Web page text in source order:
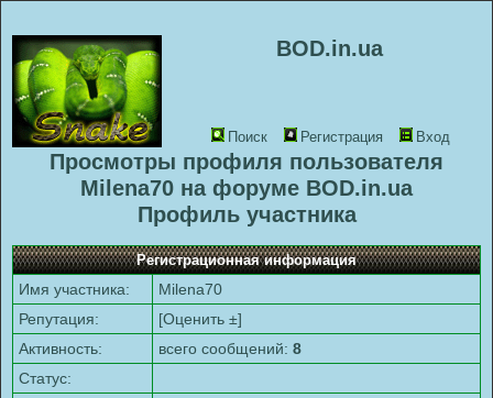
BOD.in.ua
Поиск Регистрация Вход
Просмотры профиля пользователя
Milena70 на форуме BOD.in.ua
Профиль участника
Регистрационная информация
Имя участника:
Milena70
Репутация:
[Оценить ±]
Активность:
всего сообщений: 8
Статус: